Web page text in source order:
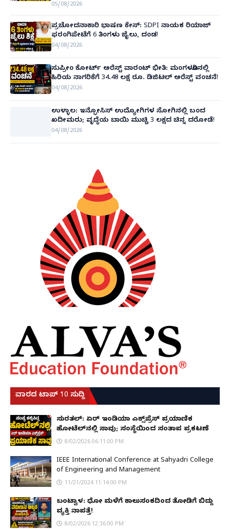
05/08/2026
ಪ್ರಚೋದನಾಕಾರಿ ಭಾಷಣ ಕೇಸ್: SDPI ನಾಯಕ ರಿಯಾಜ್
ಫರಂಗಿಪೇಟೆಗೆ 6 ತಿಂಗಳು ಜೈಲು, ದಂಡ!
04/08/2026
ಸುಪ್ರೀಂ ಕೋರ್ಟ್ ಅರೆಸ್ಟ್ ವಾರಂಟ್ ಭೀತಿ: ಮಂಗಳೂರಿನಲ್ಲಿ
ಹಿರಿಯ ನಾಗರಿಕೆಗೆ 34.48 ಲಕ್ಷ ರೂ. ಡಿಜಿಟಲ್ ಅರೆಸ್ಟ್ ವಂಚನೆ!
04/08/2026
ಉಳ್ಳಾಲ: ಇನ್ಫೋಸಿಸ್ ಉದ್ಯೋಗಿಗಳ ಸೋಗಿನಲ್ಲಿ ಬಂದ
ಖದೀಮರು; ವೃದ್ಧೆಯ ಬಾಯಿ ಮುಚ್ಚಿ 3 ಲಕ್ಷದ ಚಿನ್ನ ದರೋಡೆ!
04/08/2026
ವಾರದ ಟಾಪ್ 10 ಸುದ್ದಿ
ಸುರತ್ಕಲ್: ಏರ್ ಇಂಡಿಯಾ ಎಕ್ಸ್‌ಪ್ರೆಸ್ ಪ್ರಯಾಣಿಕ
ಹೋಟೆಲ್‌ನಲ್ಲಿ ಸಾವು; ಸಂಸ್ಥೆಯಿಂದ ಸಂತಾಪ ಪ್ರಕಟಣೆ
8/02/2026 06:11:00 PM
IEEE International Conference at Sahyadri College
of Engineering and Management
11/21/2024 11:14:00 PM
ಬಂಟ್ವಾಳ: ಧೋ ಮಳೆಗೆ ಕಾಲುಸಂಕದಿಂದ ತೋಡಿಗೆ ಬಿದ್ದು
ವ್ಯಕ್ತಿ ನಾಪತ್ತೆ!
8/02/2026 12:36:00 PM